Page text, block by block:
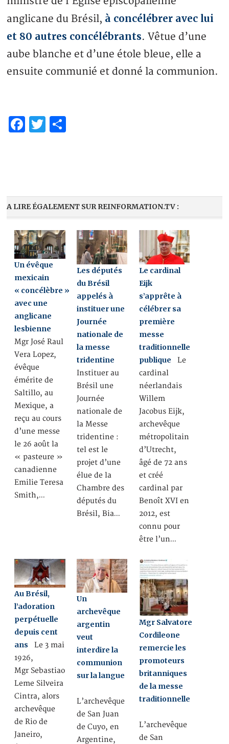
anglicane du Brésil, à concélébrer avec lui
et 80 autres concélébrants. Vêtue d’une
aube blanche et d’une étole bleue, elle a
ensuite communié et donné la communion.
Facebook
Twitter
A LIRE ÉGALEMENT SUR REINFORMATION.TV :
Un évêque
mexicain
« concélèbre »
avec une
anglicane
lesbienne
Mgr José Raul
Vera Lopez,
évêque
émérite de
Saltillo, au
Mexique, a
reçu au cours
d’une messe
le 26 août la
« pasteure »
canadienne
Emilie Teresa
Smith,…
Les députés
du Brésil
appelés à
instituer une
Journée
nationale de
la messe
tridentine
Instituer au
Brésil une
Journée
nationale de
la Messe
tridentine :
tel est le
projet d’une
élue de la
Chambre des
députés du
Brésil, Bia…
Le cardinal
Eijk
s’apprête à
célébrer sa
première
messe
traditionnelle
publique Le
cardinal
néerlandais
Willem
Jacobus Eijk,
archevêque
métropolitain
d’Utrecht,
âgé de 72 ans
et créé
cardinal par
Benoît XVI en
2012, est
connu pour
être l’un…
Au Brésil,
l’adoration
perpétuelle
depuis cent
ans Le 3 mai
1926,
Mgr Sebastiao
Leme Silveira
Cintra, alors
archevêque
de Rio de
Janeiro,
Un
archevêque
argentin
veut
interdire la
communion
sur la langue
L’archevêque
de San Juan
de Cuyo, en
Argentine,
Mgr Salvatore
Cordileone
remercie les
promoteurs
britanniques
de la messe
traditionnelle
L’archevêque
de San